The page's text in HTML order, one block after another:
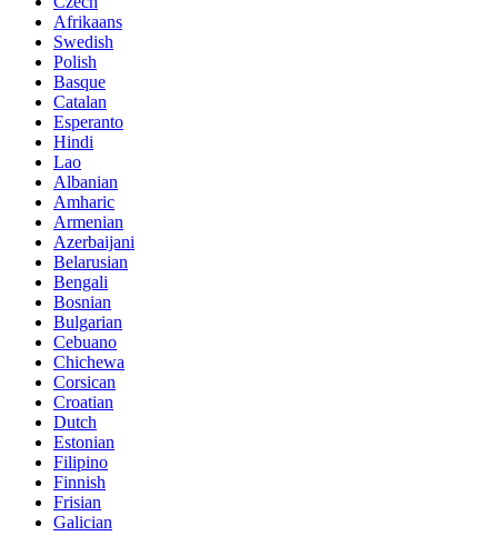
Afrikaans
Swedish
Polish
Basque
Catalan
Esperanto
Hindi
Lao
Albanian
Amharic
Armenian
Azerbaijani
Belarusian
Bengali
Bosnian
Bulgarian
Cebuano
Chichewa
Corsican
Croatian
Dutch
Estonian
Filipino
Finnish
Frisian
Galician